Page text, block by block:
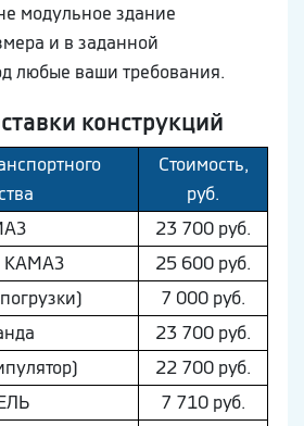
модульное здание
и в заданной
любые ваши требования.
конструкций
Стоимость,
руб.
23 700 руб.
25 600 руб.
7 000 руб.
23 700 руб.
22 700 руб.
7 710 руб.